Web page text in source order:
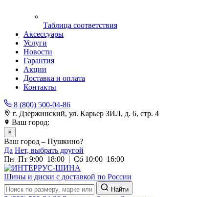
Таблица соответствия
Аксессуары
Услуги
Новости
Гарантия
Акции
Доставка и оплата
Контакты
8 (800) 500-04-86
г. Дзержинский, ул. Карьер ЗИЛ, д. 6, стр. 4
Ваш город:
×
Ваш город – Пушкино?
Да Нет, выбрать другой
Пн–Пт 9:00–18:00 | Сб 10:00–16:00
Шины и диски с доставкой по России
Найти